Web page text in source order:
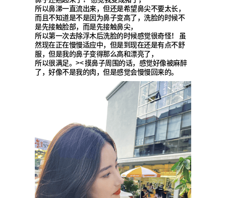
所以鼻涕一直流出来，但还是希望鼻尖不要太长，
而且不知道是不是因为鼻子变高了，洗脸的时候不
是先接触脸部，而是先接触鼻尖，
所以第一次去除浮木后洗脸的时候感觉很奇怪！ 虽
然现在正在慢慢适应中，但是到现在还是有点不舒
服，但是我的鼻子变得那么高和漂亮了，
所以很满足。>< 摸鼻子周围的话，感觉好像被麻醉
了，好像不是我的肉，但是感觉会慢慢回来的。